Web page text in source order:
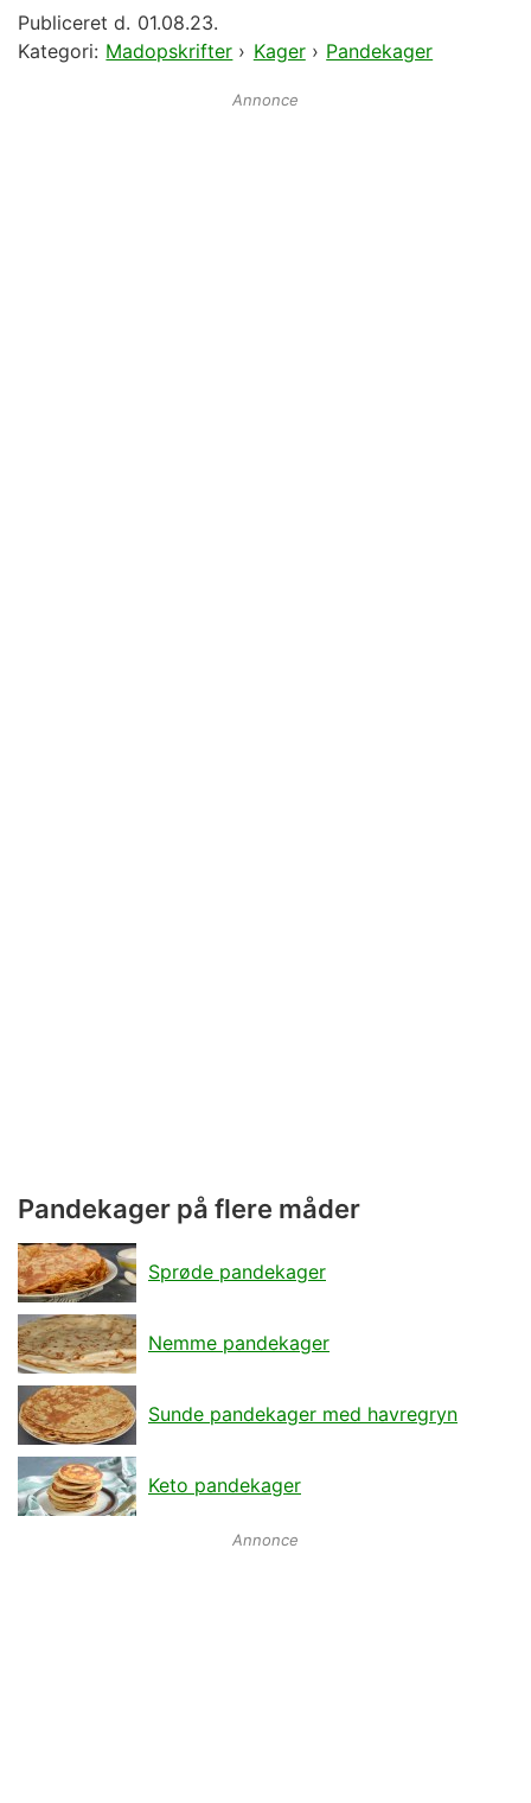
Publiceret d. 01.08.23.
Kategori: Madopskrifter › Kager› Pandekager
Annonce
Pandekager på flere måder
Sprøde pandekager
Nemme pandekager
Sunde pandekager med havregryn
Keto pandekager
Annonce